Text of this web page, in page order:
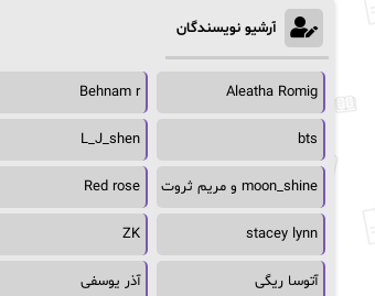
آرشیو نویسندگان
Aleatha Romig
Behnam r
bts
L_J_shen
moon_shine و مریم ثروت Red rose
stacey lynn
ZK
آتوسا ریگی آذر یوسفی